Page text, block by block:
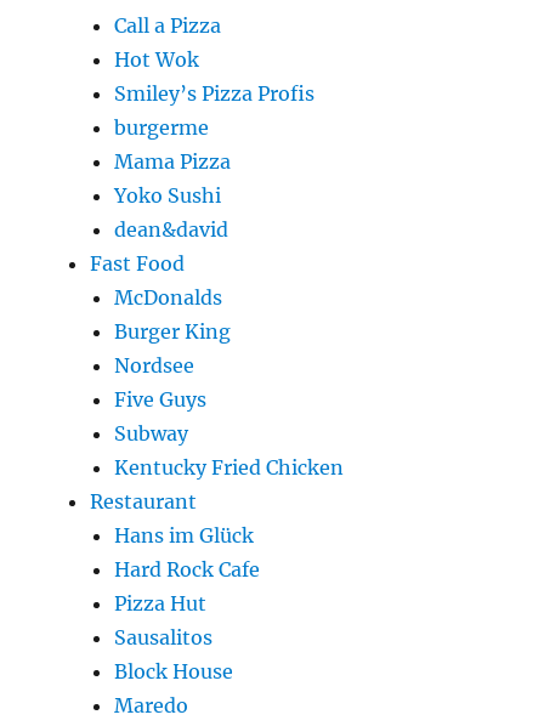
Call a Pizza
Hot Wok
Smiley’s Pizza Profis
burgerme
Mama Pizza
Yoko Sushi
dean&david
Fast Food
McDonalds
Burger King
Nordsee
Five Guys
Subway
Kentucky Fried Chicken
Restaurant
Hans im Glück
Hard Rock Cafe
Pizza Hut
Sausalitos
Block House
Maredo